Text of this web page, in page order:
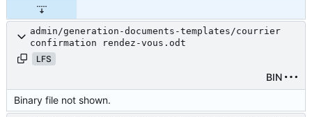
admin/generation-documents-templates/courrier
confirmation rendez-vous.odt
LFS
BIN
Binary file not shown.